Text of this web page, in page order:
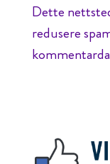
Dette
redusere